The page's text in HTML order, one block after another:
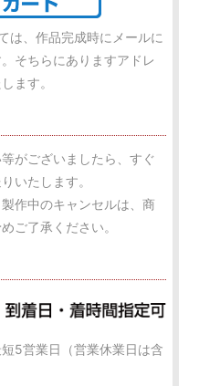
は、作品完成時にメールに
そちらにありますアドレ
ます。
がございましたら、すぐ
いたします。
作中のキャンセルは、商
ご了承ください。
5営業日（営業休業日は含